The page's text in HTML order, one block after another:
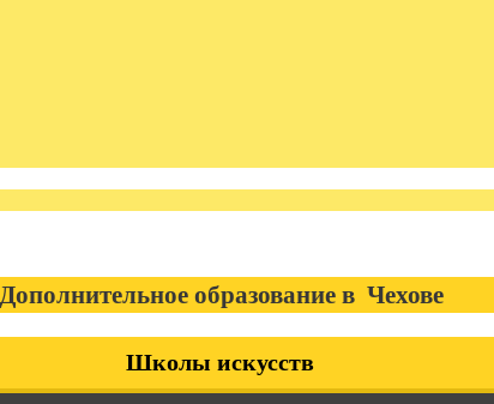
Дополнительное образование в Чехове
Школы искусств